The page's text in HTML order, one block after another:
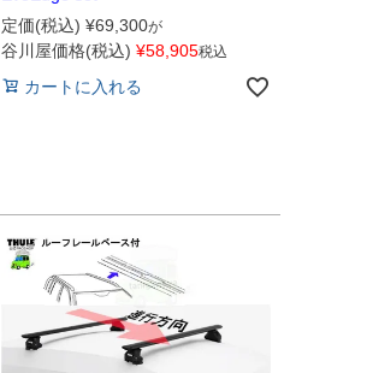
定価(税込) ¥69,300が
谷川屋価格(税込) ¥58,905税込
カートに入れる